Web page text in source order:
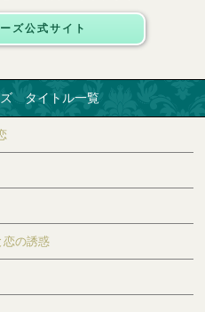
ズ公式サイト
ズ タイトル一覧
の誘惑